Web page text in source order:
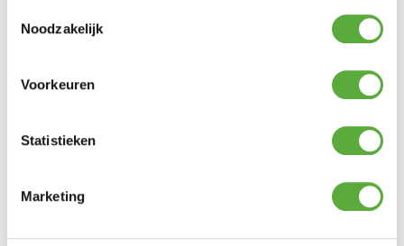
Noodzakelijk
Voorkeuren
Statistieken
Marketing
SKULP-BL-TA Securit
Breedte
28 cm